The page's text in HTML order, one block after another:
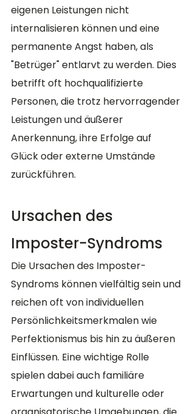
eigenen Leistungen nicht
internalisieren können und eine
permanente Angst haben, als
"Betrüger" entlarvt zu werden. Dies
betrifft oft hochqualifizierte
Personen, die trotz hervorragender
Leistungen und äußerer
Anerkennung, ihre Erfolge auf
Glück oder externe Umstände
zurückführen.
Ursachen des
Imposter-Syndroms
Die Ursachen des Imposter-
Syndroms können vielfältig sein und
reichen oft von individuellen
Persönlichkeitsmerkmalen wie
Perfektionismus bis hin zu äußeren
Einflüssen. Eine wichtige Rolle
spielen dabei auch familiäre
Erwartungen und kulturelle oder